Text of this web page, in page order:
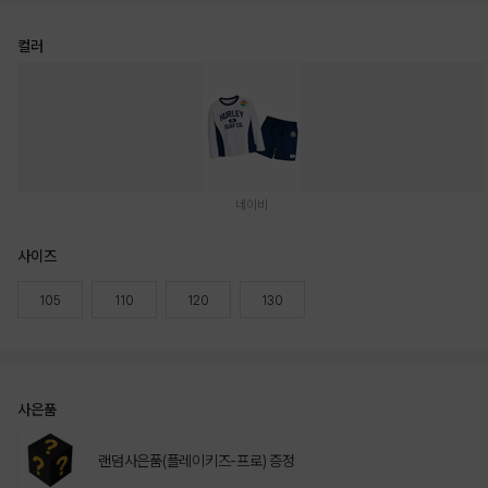
컬러
네이비
사이즈
105 110 120 130
사은품
랜덤사은품(플레이키즈-프로) 증정